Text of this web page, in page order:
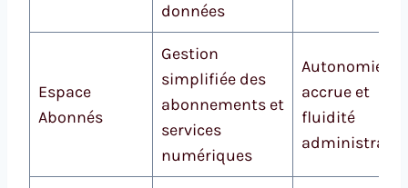
données
Espace
Abonnés
Gestion
simplifiée des
abonnements et
services
numériques
Autonomie
accrue et
fluidité